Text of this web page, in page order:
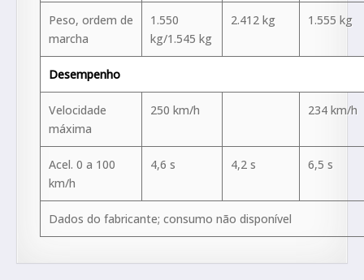
Peso, ordem de
marcha
1.550
kg/1.545 kg
2.412 kg 1.555 kg
Desempenho
Velocidade
máxima
250 km/h 234 km/h
Acel. 0 a 100
km/h
4,6 s 4,2 s 6,5 s
Dados do fabricante; consumo não disponível